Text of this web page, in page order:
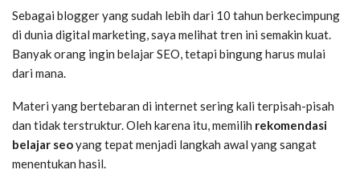
Sebagai blogger yang sudah lebih dari 10 tahun berkecimpung
di dunia digital marketing, saya melihat tren ini semakin kuat.
Banyak orang ingin belajar SEO, tetapi bingung harus mulai
dari mana.
Materi yang bertebaran di internet sering kali terpisah-pisah
dan tidak terstruktur. Oleh karena itu, memilih rekomendasi
belajar seoyang tepat menjadi langkah awal yang sangat
menentukan hasil.